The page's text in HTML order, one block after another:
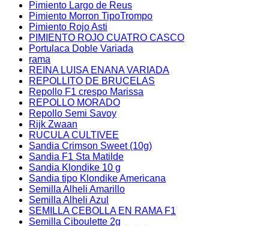
Pimiento Largo de Reus
Pimiento Morron TipoTrompo
Pimiento Rojo Asti
PIMIENTO ROJO CUATRO CASCO
Portulaca Doble Variada
rama
REINA LUISA ENANA VARIADA
REPOLLITO DE BRUCELAS
Repollo F1 crespo Marissa
REPOLLO MORADO
Repollo Semi Savoy
Rijk Zwaan
RUCULA CULTIVEE
Sandia Crimson Sweet (10g)
Sandia F1 Sta Matilde
Sandia Klondike 10 g
Sandia tipo Klondike Americana
Semilla Alheli Amarillo
Semilla Alheli Azul
SEMILLA CEBOLLA EN RAMA F1
Semilla Ciboulette 2g